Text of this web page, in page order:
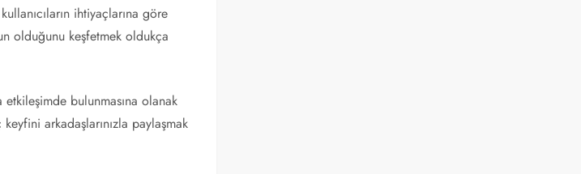
ihtiyaçlarına göre
olduğunu keşfetmek oldukça
bulunmasına olanak
arkadaşlarınızla paylaşmak